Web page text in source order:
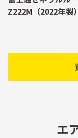
Z222M（2022年製
エ